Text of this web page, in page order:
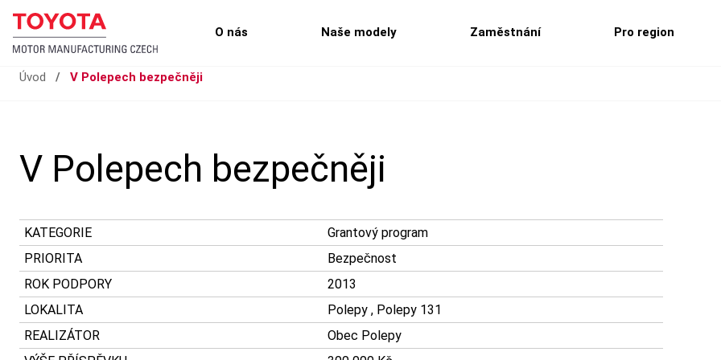
O nás Naše modely Zaměstnání Pro region
Úvod / V Polepech bezpečněji
V Polepech bezpečněji
KATEGORIE
Grantový program
PRIORITA
Bezpečnost
ROK PODPORY
2013
LOKALITA
Polepy , Polepy 131
REALIZÁTOR
Obec Polepy